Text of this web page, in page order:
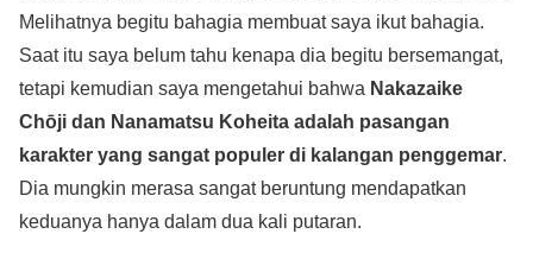
Melihatnya begitu bahagia membuat saya ikut bahagia.
Saat itu saya belum tahu kenapa dia begitu bersemangat,
tetapi kemudian saya mengetahui bahwa Nakazaike
Chōji dan Nanamatsu Koheita adalah pasangan
karakter yang sangat populer di kalangan penggemar.
Dia mungkin merasa sangat beruntung mendapatkan
keduanya hanya dalam dua kali putaran.